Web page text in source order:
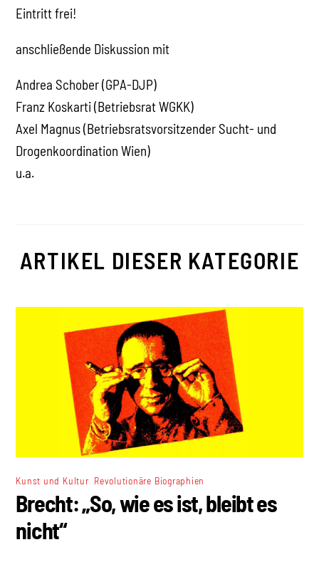
Eintritt frei!
anschließende Diskussion mit
Andrea Schober (GPA-DJP)
Franz Koskarti (Betriebsrat WGKK)
Axel Magnus (Betriebsratsvorsitzender Sucht- und
Drogenkoordination Wien)
u.a.
ARTIKEL DIESER KATEGORIE
Kunst und Kultur Revolutionäre Biographien
Brecht: „So, wie es ist, bleibt es
nicht“